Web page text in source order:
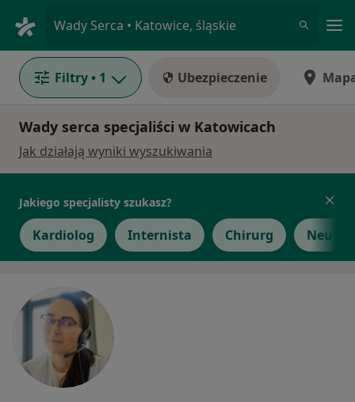
Wady Serca • Katowice, śląskie
Filtry • 1 Ubezpieczenie
Wady serca specjaliści w Katowicach
Jak działają wyniki wyszukiwania
Jakiego specjalisty szukasz?
Kardiolog Internista Chirurg